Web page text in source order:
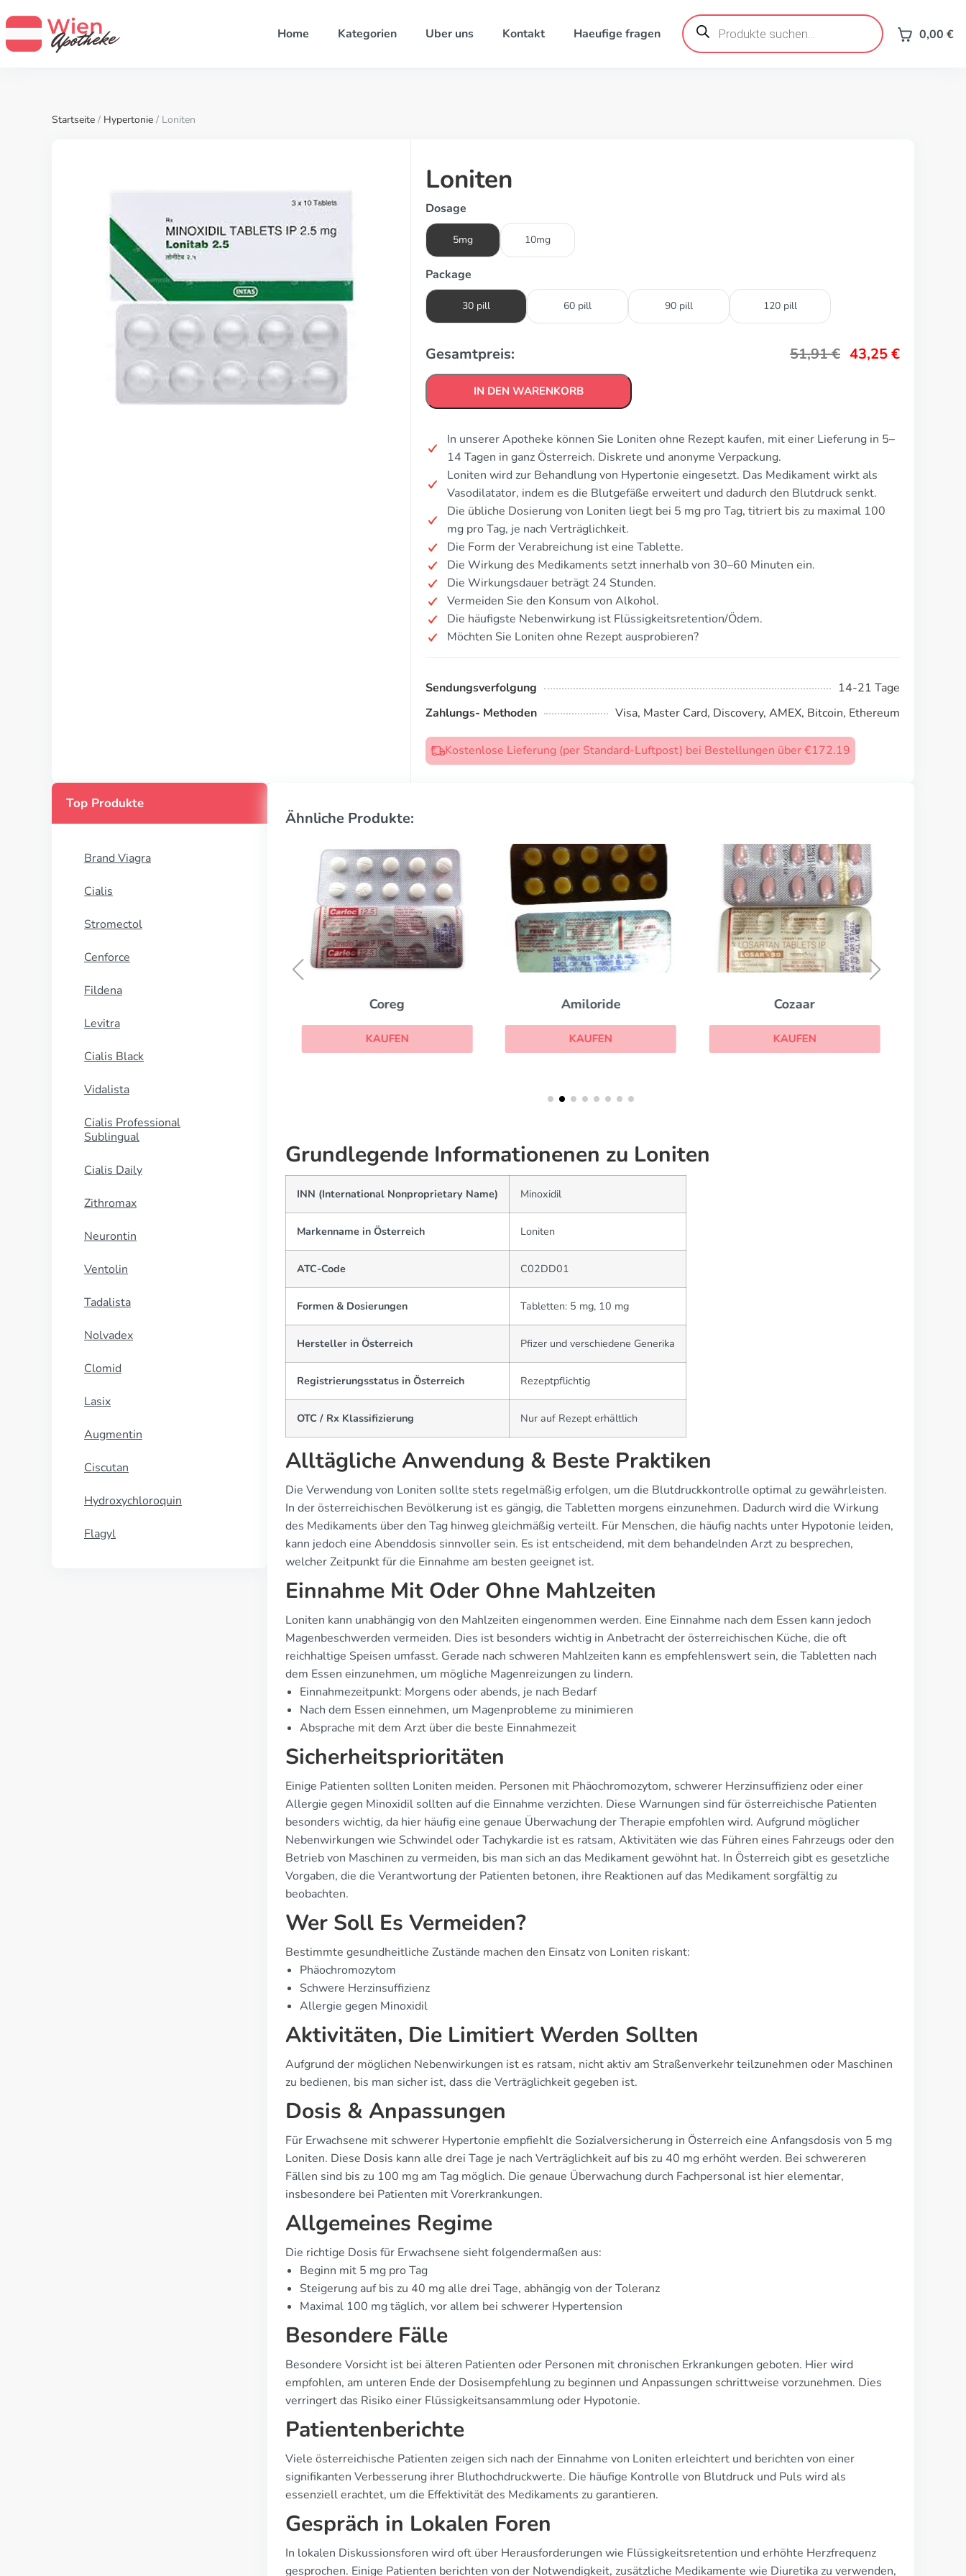
Home Kategorien Uber uns Kontakt Haeufige fragen
Products
search 0,00 €
Startseite / Hypertonie / Loniten
Loniten
Dosage
5mg 10mg
Package
30 pill 60 pill 90 pill 120 pill
Gesamtpreis: 51,91€ 43,25€
IN DEN WARENKORB
In unserer Apotheke können Sie Loniten ohne Rezept kaufen, mit einer Lieferung in 5–
14 Tagen in ganz Österreich. Diskrete und anonyme Verpackung.
Loniten wird zur Behandlung von Hypertonie eingesetzt. Das Medikament wirkt als
Vasodilatator, indem es die Blutgefäße erweitert und dadurch den Blutdruck senkt.
Die übliche Dosierung von Loniten liegt bei 5 mg pro Tag, titriert bis zu maximal 100
mg pro Tag, je nach Verträglichkeit.
Die Form der Verabreichung ist eine Tablette.
Die Wirkung des Medikaments setzt innerhalb von 30–60 Minuten ein.
Die Wirkungsdauer beträgt 24 Stunden.
Vermeiden Sie den Konsum von Alkohol.
Die häufigste Nebenwirkung ist Flüssigkeitsretention/Ödem.
Möchten Sie Loniten ohne Rezept ausprobieren?
Sendungsverfolgung
14-21 Tage
Zahlungs- Methoden
Visa, Master Card, Discovery, AMEX, Bitcoin, Ethereum
Kostenlose Lieferung (per Standard-Luftpost) bei Bestellungen über €172.19
Top Produkte
Brand Viagra
Cialis
Stromectol
Cenforce
Fildena
Levitra
Cialis Black
Vidalista
Cialis Professional
Sublingual
Cialis Daily
Zithromax
Neurontin
Ventolin
Tadalista
Nolvadex
Clomid
Lasix
Augmentin
Ciscutan
Hydroxychloroquin
Flagyl
Ähnliche Produkte:
Coreg
KAUFEN
Amiloride
KAUFEN
Cozaar
KAUFEN
Grundlegende Informationenen zu Loniten
INN (International Nonproprietary Name) Minoxidil
Markenname in Österreich Loniten
ATC-Code C02DD01
Formen & Dosierungen Tabletten: 5 mg, 10 mg
Hersteller in Österreich Pfizer und verschiedene Generika
Registrierungsstatus in Österreich Rezeptpflichtig
OTC / Rx Klassifizierung Nur auf Rezept erhältlich
Alltägliche Anwendung & Beste Praktiken
Die Verwendung von Loniten sollte stets regelmäßig erfolgen, um die Blutdruckkontrolle optimal zu gewährleisten.
In der österreichischen Bevölkerung ist es gängig, die Tabletten morgens einzunehmen. Dadurch wird die Wirkung
des Medikaments über den Tag hinweg gleichmäßig verteilt. Für Menschen, die häufig nachts unter Hypotonie leiden,
kann jedoch eine Abenddosis sinnvoller sein. Es ist entscheidend, mit dem behandelnden Arzt zu besprechen,
welcher Zeitpunkt für die Einnahme am besten geeignet ist.
Einnahme Mit Oder Ohne Mahlzeiten
Loniten kann unabhängig von den Mahlzeiten eingenommen werden. Eine Einnahme nach dem Essen kann jedoch
Magenbeschwerden vermeiden. Dies ist besonders wichtig in Anbetracht der österreichischen Küche, die oft
reichhaltige Speisen umfasst. Gerade nach schweren Mahlzeiten kann es empfehlenswert sein, die Tabletten nach
dem Essen einzunehmen, um mögliche Magenreizungen zu lindern.
Einnahmezeitpunkt: Morgens oder abends, je nach Bedarf
Nach dem Essen einnehmen, um Magenprobleme zu minimieren
Absprache mit dem Arzt über die beste Einnahmezeit
Sicherheitsprioritäten
Einige Patienten sollten Loniten meiden. Personen mit Phäochromozytom, schwerer Herzinsuffizienz oder einer
Allergie gegen Minoxidil sollten auf die Einnahme verzichten. Diese Warnungen sind für österreichische Patienten
besonders wichtig, da hier häufig eine genaue Überwachung der Therapie empfohlen wird. Aufgrund möglicher
Nebenwirkungen wie Schwindel oder Tachykardie ist es ratsam, Aktivitäten wie das Führen eines Fahrzeugs oder den
Betrieb von Maschinen zu vermeiden, bis man sich an das Medikament gewöhnt hat. In Österreich gibt es gesetzliche
Vorgaben, die die Verantwortung der Patienten betonen, ihre Reaktionen auf das Medikament sorgfältig zu
beobachten.
Wer Soll Es Vermeiden?
Bestimmte gesundheitliche Zustände machen den Einsatz von Loniten riskant:
Phäochromozytom
Schwere Herzinsuffizienz
Allergie gegen Minoxidil
Aktivitäten, Die Limitiert Werden Sollten
Aufgrund der möglichen Nebenwirkungen ist es ratsam, nicht aktiv am Straßenverkehr teilzunehmen oder Maschinen
zu bedienen, bis man sicher ist, dass die Verträglichkeit gegeben ist.
Dosis & Anpassungen
Für Erwachsene mit schwerer Hypertonie empfiehlt die Sozialversicherung in Österreich eine Anfangsdosis von 5 mg
Loniten. Diese Dosis kann alle drei Tage je nach Verträglichkeit auf bis zu 40 mg erhöht werden. Bei schwereren
Fällen sind bis zu 100 mg am Tag möglich. Die genaue Überwachung durch Fachpersonal ist hier elementar,
insbesondere bei Patienten mit Vorerkrankungen.
Allgemeines Regime
Die richtige Dosis für Erwachsene sieht folgendermaßen aus:
Beginn mit 5 mg pro Tag
Steigerung auf bis zu 40 mg alle drei Tage, abhängig von der Toleranz
Maximal 100 mg täglich, vor allem bei schwerer Hypertension
Besondere Fälle
Besondere Vorsicht ist bei älteren Patienten oder Personen mit chronischen Erkrankungen geboten. Hier wird
empfohlen, am unteren Ende der Dosisempfehlung zu beginnen und Anpassungen schrittweise vorzunehmen. Dies
verringert das Risiko einer Flüssigkeitsansammlung oder Hypotonie.
Patientenberichte
Viele österreichische Patienten zeigen sich nach der Einnahme von Loniten erleichtert und berichten von einer
signifikanten Verbesserung ihrer Bluthochdruckwerte. Die häufige Kontrolle von Blutdruck und Puls wird als
essenziell erachtet, um die Effektivität des Medikaments zu garantieren.
Gespräch in Lokalen Foren
In lokalen Diskussionsforen wird oft über Herausforderungen wie Flüssigkeitsretention und erhöhte Herzfrequenz
gesprochen. Einige Patienten berichten von der Notwendigkeit, zusätzliche Medikamente wie Diuretika zu verwenden,